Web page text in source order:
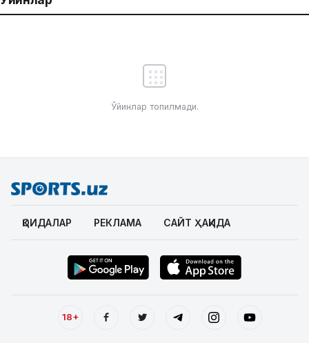
Ўйинлар топилмади.
ҚОИДАЛАР РЕКЛАМА САЙТ ҲАҚИДА
18+